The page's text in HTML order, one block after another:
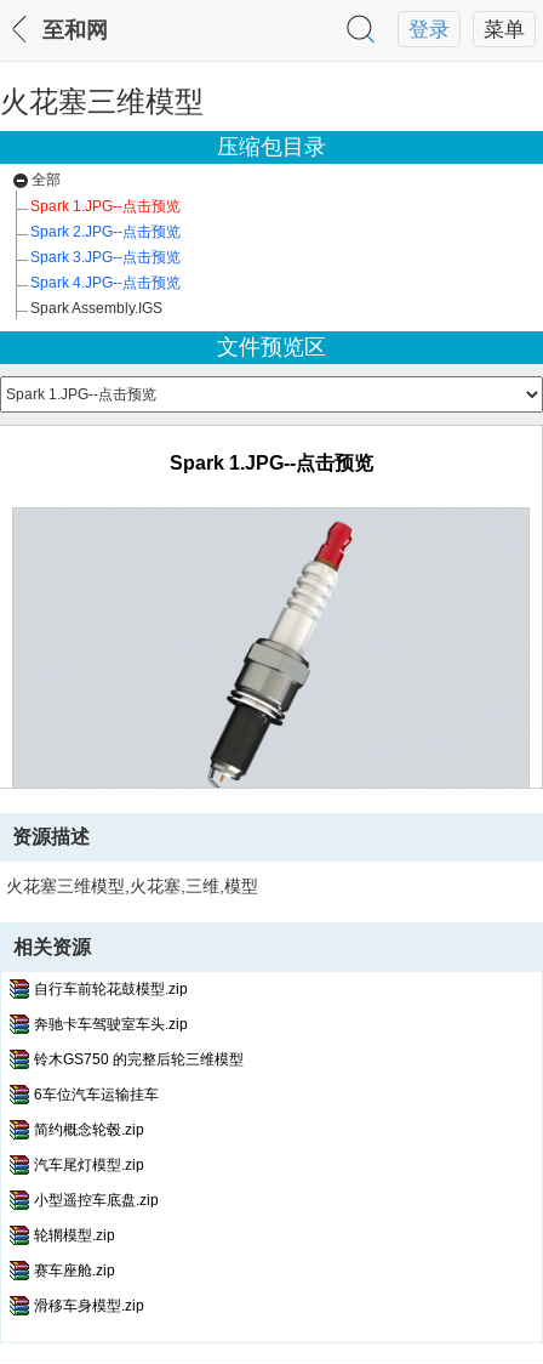
菜单
登录
至和网
火花塞三维模型
压缩包目录
全部
Spark 1.JPG--点击预览
Spark 2.JPG--点击预览
Spark 3.JPG--点击预览
Spark 4.JPG--点击预览
Spark Assembly.IGS
文件预览区
Spark 1.JPG--点击预览
资源描述
火花塞三维模型,火花塞,三维,模型
相关资源
自行车前轮花鼓模型.zip
奔驰卡车驾驶室车头.zip
铃木GS750 的完整后轮三维模型
6车位汽车运输挂车
简约概念轮毂.zip
汽车尾灯模型.zip
小型遥控车底盘.zip
轮辋模型.zip
赛车座舱.zip
滑移车身模型.zip